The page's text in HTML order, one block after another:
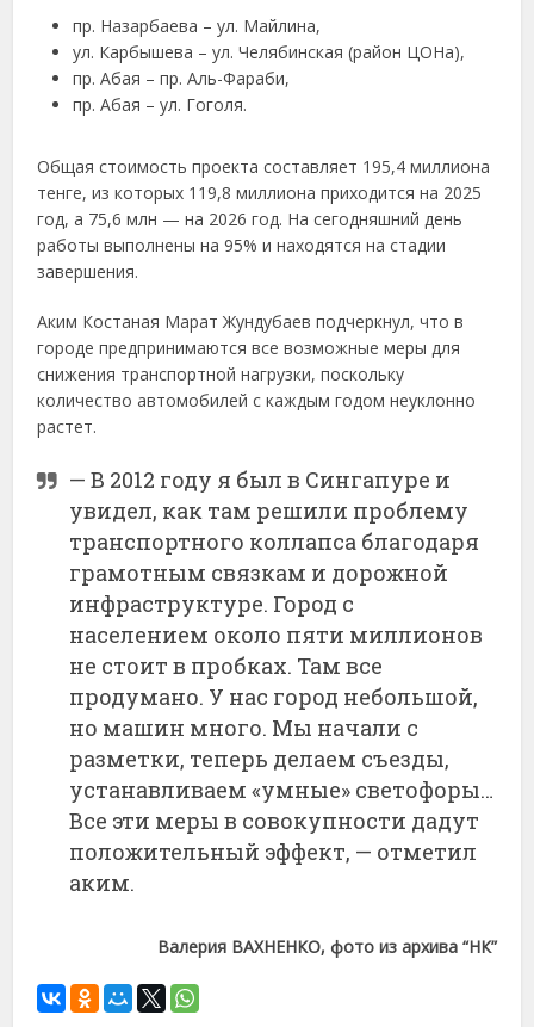
пр. Назарбаева – ул. Майлина,
ул. Карбышева – ул. Челябинская (район ЦОНа),
пр. Абая – пр. Аль-Фараби,
пр. Абая – ул. Гоголя.
Общая стоимость проекта составляет 195,4 миллиона
тенге, из которых 119,8 миллиона приходится на 2025
год, а 75,6 млн — на 2026 год. На сегодняшний день
работы выполнены на 95% и находятся на стадии
завершения.
Аким Костаная Марат Жундубаев подчеркнул, что в
городе предпринимаются все возможные меры для
снижения транспортной нагрузки, поскольку
количество автомобилей с каждым годом неуклонно
растет.
— В 2012 году я был в Сингапуре и
увидел, как там решили проблему
транспортного коллапса благодаря
грамотным связкам и дорожной
инфраструктуре. Город с
населением около пяти миллионов
не стоит в пробках. Там все
продумано. У нас город небольшой,
но машин много. Мы начали с
разметки, теперь делаем съезды,
устанавливаем «умные» светофоры…
Все эти меры в совокупности дадут
положительный эффект, — отметил
аким.
Валерия ВАХНЕНКО, фото из архива “НК”